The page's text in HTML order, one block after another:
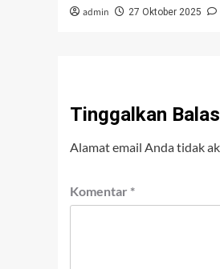
admin 27 Oktober 2025
Tinggalkan
Alamat email Anda tidak
Komentar *